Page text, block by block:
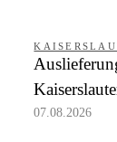
07.08.2026